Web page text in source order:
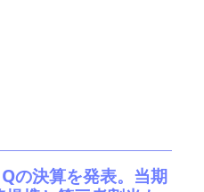
の決算を発表。当期